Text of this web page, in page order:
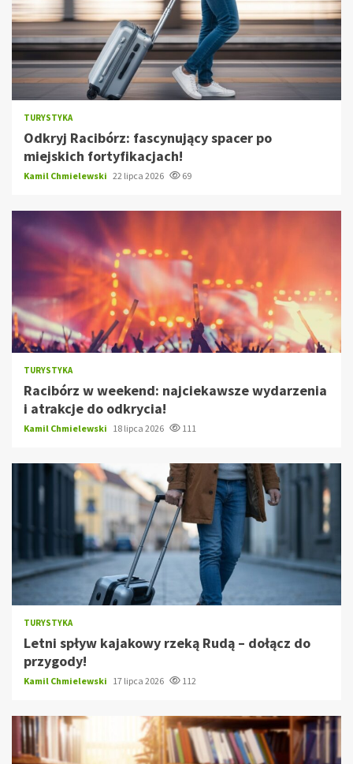
TURYSTYKA
Odkryj Racibórz: fascynujący spacer po
miejskich fortyfikacjach!
Kamil Chmielewski 22 lipca 2026 69
TURYSTYKA
Racibórz w weekend: najciekawsze wydarzenia
i atrakcje do odkrycia!
Kamil Chmielewski 18 lipca 2026 111
TURYSTYKA
Letni spływ kajakowy rzeką Rudą – dołącz do
przygody!
Kamil Chmielewski 17 lipca 2026 112